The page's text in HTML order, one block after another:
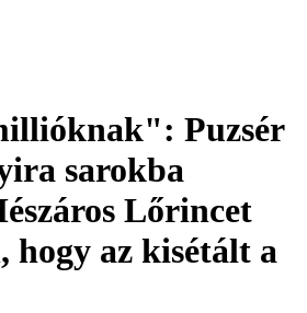
Puzsér
sarokba
Lőrincet
hogy az kisétált a